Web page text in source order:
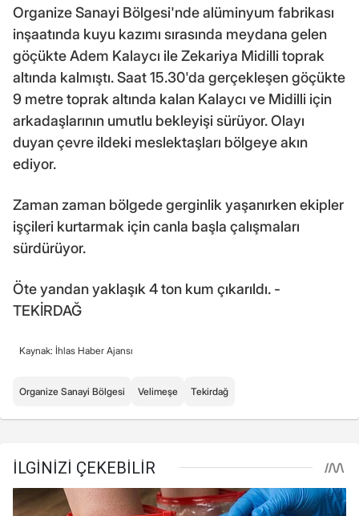
Organize Sanayi Bölgesi'nde alüminyum fabrikası
inşaatında kuyu kazımı sırasında meydana gelen
göçükte Adem Kalaycı ile Zekariya Midilli toprak
altında kalmıştı. Saat 15.30'da gerçekleşen göçükte
9 metre toprak altında kalan Kalaycı ve Midilli için
arkadaşlarının umutlu bekleyişi sürüyor. Olayı
duyan çevre ildeki meslektaşları bölgeye akın
ediyor.
Zaman zaman bölgede gerginlik yaşanırken ekipler
işçileri kurtarmak için canla başla çalışmaları
sürdürüyor.
Öte yandan yaklaşık 4 ton kum çıkarıldı. -
TEKİRDAĞ
Kaynak: İhlas Haber Ajansı
Organize Sanayi Bölgesi Velimeşe Tekirdağ